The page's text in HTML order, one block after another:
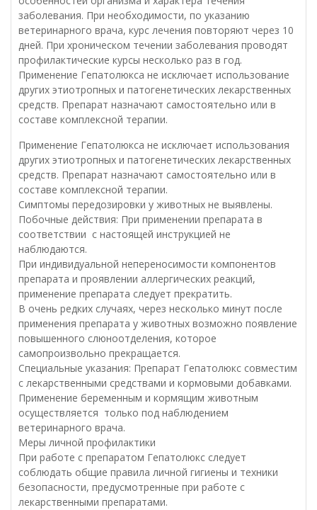
заболевания. При необходимости, по указанию
ветеринарного врача, курс лечения повторяют через 10
дней. При хроническом течении заболевания проводят
профилактические курсы несколько раз в год.
Применение Гепатолюкса не исключает использование
других этиотропных и патогенетических лекарственных
средств. Препарат назначают самостоятельно или в
составе комплексной терапии.
Применение Гепатолюкса не исключает использования
других этиотропных и патогенетических лекарственных
средств. Препарат назначают самостоятельно или в
составе комплексной терапии.
Симптомы передозировки у животных не выявлены.
Побочные действия: При применении препарата в
соответствии с настоящей инструкцией не
наблюдаются.
При индивидуальной непереносимости компонентов
препарата и проявлении аллергических реакций,
применение препарата следует прекратить.
В очень редких случаях, через несколько минут после
применения препарата у животных возможно появление
повышенного слюноотделения, которое
самопроизвольно прекращается.
Специальные указания: Препарат Гепатолюкс совместим
с лекарственными средствами и кормовыми добавками.
Применение беременным и кормящим животным
осуществляется только под наблюдением
ветеринарного врача.
Меры личной профилактики
При работе с препаратом Гепатолюкс следует
соблюдать общие правила личной гигиены и техники
безопасности, предусмотренные при работе с
лекарственными препаратами.